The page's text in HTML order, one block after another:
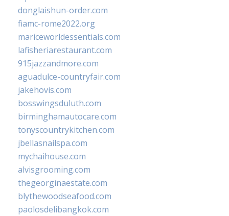
donglaishun-order.com
fiamc-rome2022.org
mariceworldessentials.com
lafisheriarestaurant.com
915jazzandmore.com
aguadulce-countryfair.com
jakehovis.com
bosswingsduluth.com
birminghamautocare.com
tonyscountrykitchen.com
jbellasnailspa.com
mychaihouse.com
alvisgrooming.com
thegeorginaestate.com
blythewoodseafood.com
paolosdelibangkok.com